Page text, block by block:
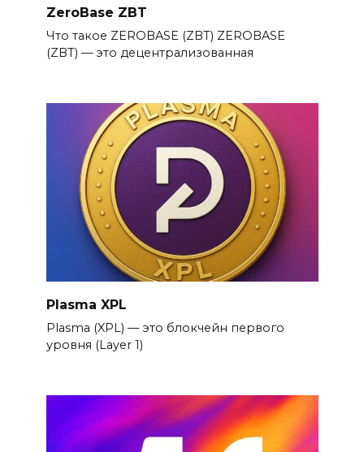
ZeroBase ZBT
Что такое ZEROBASE (ZBT) ZEROBASE
(ZBT) — это децентрализованная
Plasma XPL
Plasma (XPL) — это блокчейн первого
уровня (Layer 1)